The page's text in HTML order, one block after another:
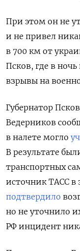
При этом он не
и не привел
в 700 км от
Псков, где в
взрывы на
Губернатор
Ведерников
в налете могло
В результате
транспортных
источник ТАСС в
подтвердило
но не уточнило
РФ инцидент